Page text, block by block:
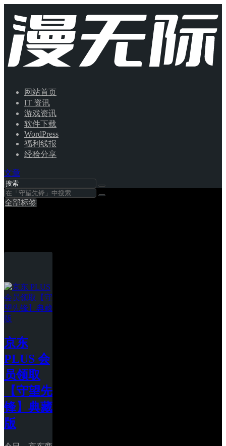
网站首页
IT 资讯
游戏资讯
软件下载
WordPress
福利线报
经验分享
文章
全部标签
京东
PLUS 会
员领取
【守望先
锋】典藏
版